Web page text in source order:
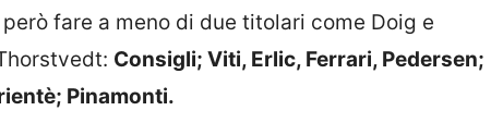
fare a meno di due titolari come Doig e
Consigli; Viti, Erlic, Ferrari, Pedersen;
Pinamonti.